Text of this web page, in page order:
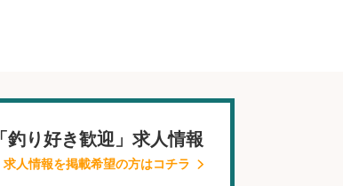
「釣り好き歓迎」求人情報
求人情報を掲載希望の方はコチラ